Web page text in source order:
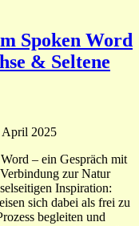
Spoken Word
& Seltene
April 2025
– ein Gespräch mit
zur Natur
Inspiration:
sich dabei als frei zu
begleiten und